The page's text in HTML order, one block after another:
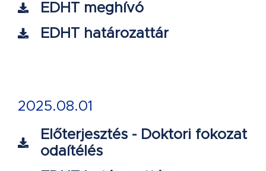
EDHT meghívó
EDHT határozattár
2025.08.01
Előterjesztés - Doktori fokozat
odaítélés